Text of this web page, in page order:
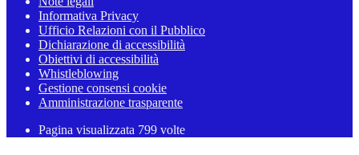
Informativa Privacy
Ufficio Relazioni con il Pubblico
Dichiarazione di accessibilità
Obiettivi di accessibilità
Whistleblowing
Gestione consensi cookie
Amministrazione trasparente
Pagina visualizzata 799 volte